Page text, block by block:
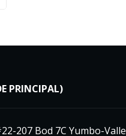
PRINCIPAL)
207 Bod 7C Yumbo-Valle